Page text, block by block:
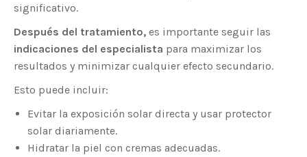
significativo.
Después del tratamiento, es importante seguir las
indicaciones del especialista para maximizar los
resultados y minimizar cualquier efecto secundario.
Esto puede incluir:
Evitar la exposición solar directa y usar protector
solar diariamente.
Hidratar la piel con cremas adecuadas.